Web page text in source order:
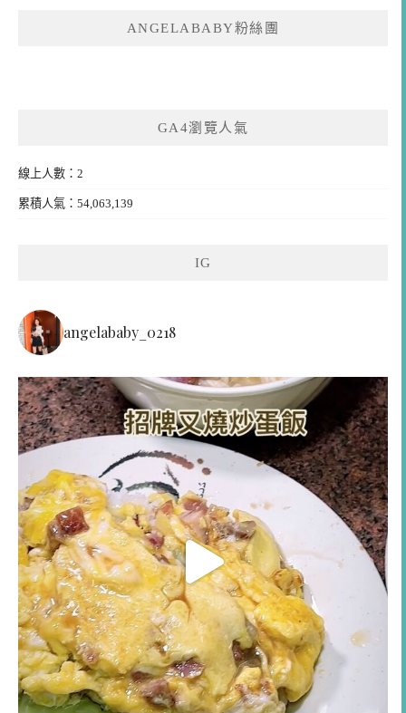
ANGELABABY粉絲團
GA4瀏覽人氣
線上人數：2
累積人氣：54,063,139
IG
angelababy_0218